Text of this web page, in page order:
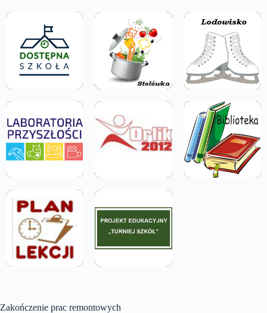
Zakończenie prac remontowych